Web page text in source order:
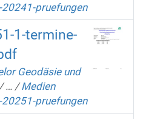
pruefungen
1-termine-
Geodäsie und
/… /Medien
pruefungen